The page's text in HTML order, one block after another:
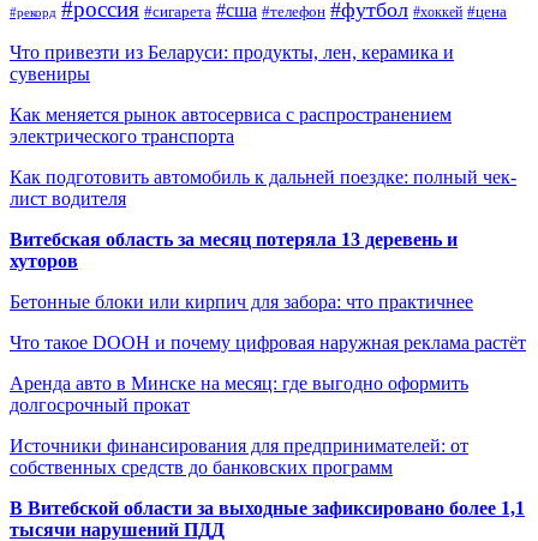
#рекорд #россия #сигарета #сша #телефон #футбол #хоккей #цена
Что привезти из Беларуси: продукты, лен, керамика и
сувениры
Как меняется рынок автосервиса с распространением
электрического транспорта
Как подготовить автомобиль к дальней поездке: полный чек-
лист водителя
Витебская область за месяц потеряла 13 деревень и
хуторов
Бетонные блоки или кирпич для забора: что практичнее
Что такое DOOH и почему цифровая наружная реклама растёт
Аренда авто в Минске на месяц: где выгодно оформить
долгосрочный прокат
Источники финансирования для предпринимателей: от
собственных средств до банковских программ
В Витебской области за выходные зафиксировано более 1,1
тысячи нарушений ПДД